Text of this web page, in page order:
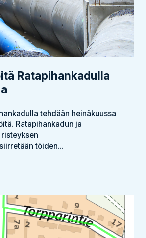
Ratapihankadulla
tehdään heinäkuussa
Ratapihankadun ja
töiden...